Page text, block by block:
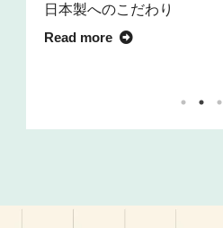
日本製へのこだわり
Read more